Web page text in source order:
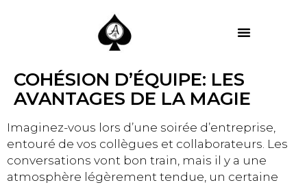
COHÉSION D’ÉQUIPE: LES
AVANTAGES DE LA MAGIE
Imaginez-vous lors d’une soirée d’entreprise,
entouré de vos collègues et collaborateurs. Les
conversations vont bon train, mais il y a une
atmosphère légèrement tendue, un certaine